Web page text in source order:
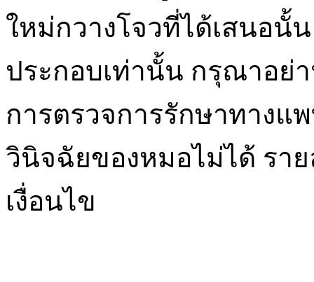
ใหม่กวางโจวที่ได้เสนอนั้
ประกอบเท่านั้น กรุณาอย่
การตรวจการรักษาทางแ
วินิจฉัยของหมอไม่ได้ รา
เงื่อนไข